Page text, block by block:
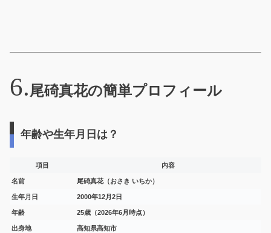
尾碕真花の簡単プロフィール
年齢や生年月日は？
項目 内容
名前 尾碕真花（おさき いちか）
生年月日 2000年12月2日
年齢 25歳（2026年6月時点）
出身地 高知県高知市